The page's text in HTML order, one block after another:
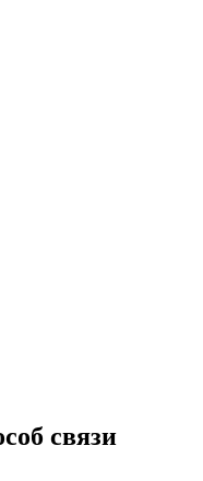
связи